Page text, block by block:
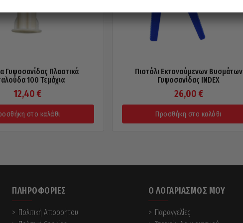
Γυψοσανίδας Πλαστικά
100 Τεμάχια
12,40 €
στο καλάθι
Πιστόλι Εκτονούμενων Βυσμάτων
Γυψοσανίδας INDEX
26,00 €
Προσθήκη στο καλάθι
ΠΛΗΡΟΦΟΡΊΕΣ
Πολιτική Απορρήτου
Ο ΛΟΓΑΡΙΑΣΜΌΣ ΜΟΥ
Παραγγελίες